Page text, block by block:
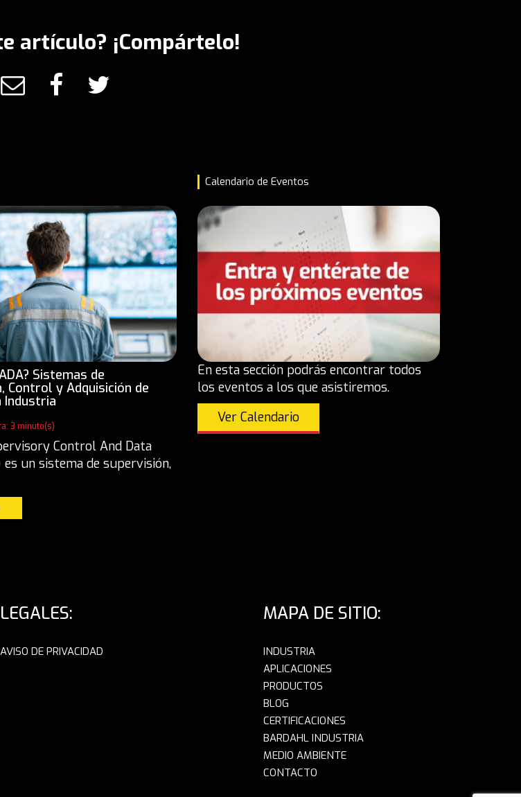
artículo? ¡Compártelo!
Sistemas de
Control y Adquisición de
Industria
3 minuto(s)
Control And Data
un sistema de supervisión,
Calendario de Eventos
En esta sección podrás encontrar todos
los eventos a los que asistiremos.
Ver Calendario
LEGALES:
AVISO DE PRIVACIDAD
MAPA DE SITIO:
INDUSTRIA
APLICACIONES
PRODUCTOS
BLOG
CERTIFICACIONES
BARDAHL INDUSTRIA
MEDIO AMBIENTE
CONTACTO